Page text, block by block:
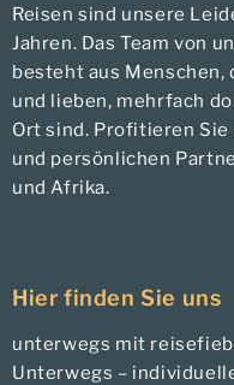
Reisen sind unsere
Jahren. Das Team von
besteht aus
und lieben, mehrfach
Ort sind. Profitieren
und persönlichen
und Afrika.
Hier finden Sie uns
unterwegs mit
Unterwegs –